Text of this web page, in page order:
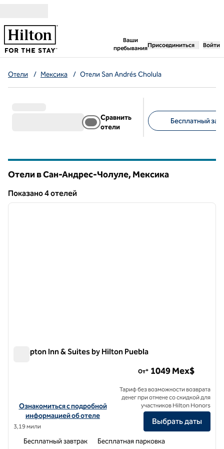
Ваши
пребывания
,открывается новая
Присоединиться Войти
Отели / Мексика / Отели San Andrés Cholula
Сравнить
отели
Бесплатный
Отели в Сан-Андрес-Чолуле, Мексика
Показанo 4 отелей
Показанo 4 отелей
1 из 10
Hampton Inn & Suites by Hilton Puebla
Посмотреть информацию об отеле Hampton Inn & Suites by
Ознакомиться с подробной
информацией об отеле
3,19 мили
От* 1049 Mex$
Тариф без возможности возврата
денег при отмене со скидкой для
участников Hilton Honors
Выбрать даты
Бесплатный завтрак Бесплатная парковка